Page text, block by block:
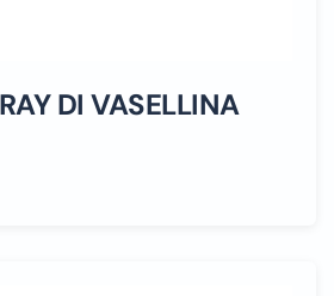
DI VASELLINA